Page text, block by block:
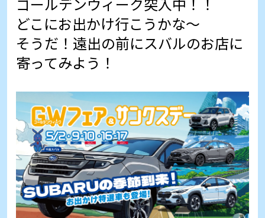
どこにお出かけ行こうかな～
そうだ！遠出の前にスバルのお店に
寄ってみよう！